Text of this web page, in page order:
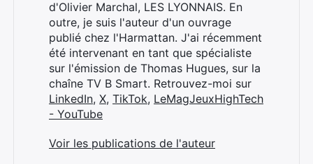
d'Olivier Marchal, LES LYONNAIS. En
outre, je suis l'auteur d'un ouvrage
publié chez l'Harmattan. J'ai récemment
été intervenant en tant que spécialiste
sur l'émission de Thomas Hugues, sur la
chaîne TV B Smart. Retrouvez-moi sur
LinkedIn, X, TikTok, LeMagJeuxHighTech
- YouTube
Voir les publications de l'auteur